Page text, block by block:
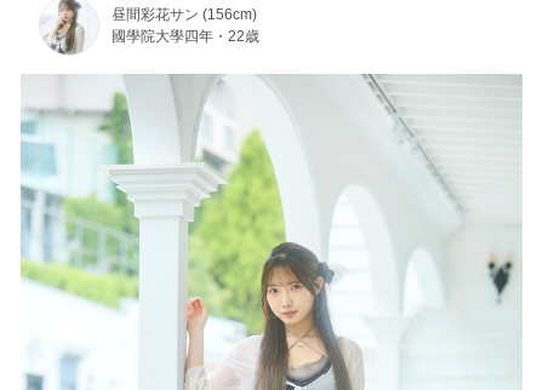
昼間彩花サン (156cm)
國學院大學四年・22歳